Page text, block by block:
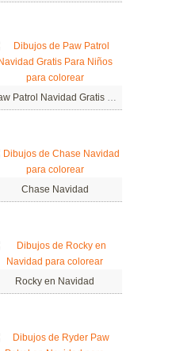
Paw Patrol Navidad Gratis Para Niños
Chase Navidad
Rocky en Navidad